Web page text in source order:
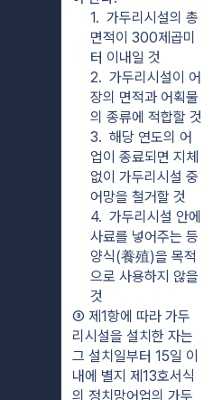
1.  가두리시설의 총
면적이 300제곱미
터 이내일 것
2.  가두리시설이 어
장의 면적과 어획물
의 종류에 적합할 것
3.  해당 연도의 어
업이 종료되면 지체
없이 가두리시설 중
어망을 철거할 것
4.  가두리시설 안에
사료를 넣어주는 등
양식(養殖)을 목적
으로 사용하지 않을
것
③ 제1항에 따라 가두
리시설을 설치한 자는
그 설치일부터 15일 이
내에 별지 제13호서식
의 정치망어업의 가두